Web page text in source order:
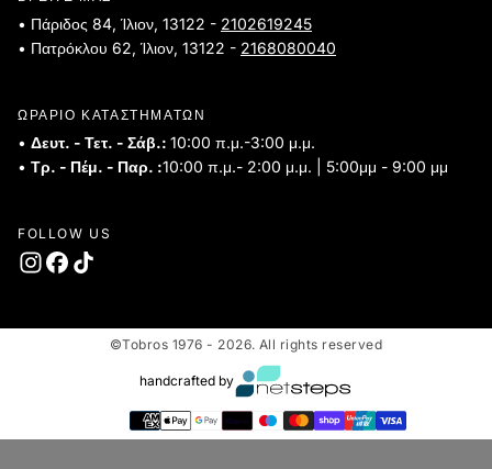
• Πάριδος 84, Ίλιον, 13122 - 2102619245
• Πατρόκλου 62, Ίλιον, 13122 - 2168080040
ΩΡΑΡΙΟ ΚΑΤΑΣΤΗΜΑΤΩΝ
• Δευτ. - Τετ. - Σάβ.: 10:00 π.μ.-3:00 μ.μ.
• Τρ. - Πέμ. - Παρ. :10:00 π.μ.- 2:00 μ.μ. | 5:00μμ - 9:00 μμ
FOLLOW US
©Tobros 1976 - 2026. All rights reserved
handcrafted by
Τρόποι
πληρωμής